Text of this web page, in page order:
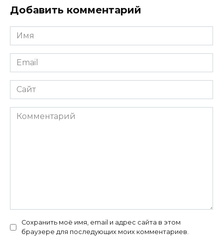
Добавить комментарий
Имя
*
Email
*
Сайт
Комментарий
Сохранить моё имя, email и адрес сайта в этом
браузере для последующих моих комментариев.